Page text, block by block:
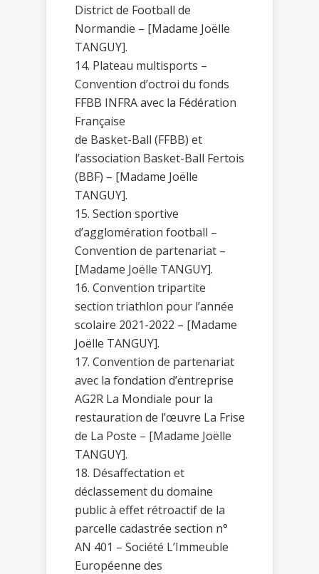
District de Football de
Normandie – [Madame Joëlle
TANGUY].
Plateau multisports –
Convention d’octroi du fonds
FFBB INFRA avec la Fédération
Française
de Basket-Ball (FFBB) et
l’association Basket-Ball Fertois
(BBF) – [Madame Joëlle
TANGUY].
Section sportive
d’agglomération football –
Convention de partenariat –
[Madame Joëlle TANGUY].
Convention tripartite
section triathlon pour l’année
scolaire 2021-2022 – [Madame
Joëlle TANGUY].
Convention de partenariat
avec la fondation d’entreprise
AG2R La Mondiale pour la
restauration de l’œuvre La Frise
de La Poste – [Madame Joëlle
TANGUY].
Désaffectation et
déclassement du domaine
public à effet rétroactif de la
parcelle cadastrée section n°
AN 401 – Société L’Immeuble
Européenne des